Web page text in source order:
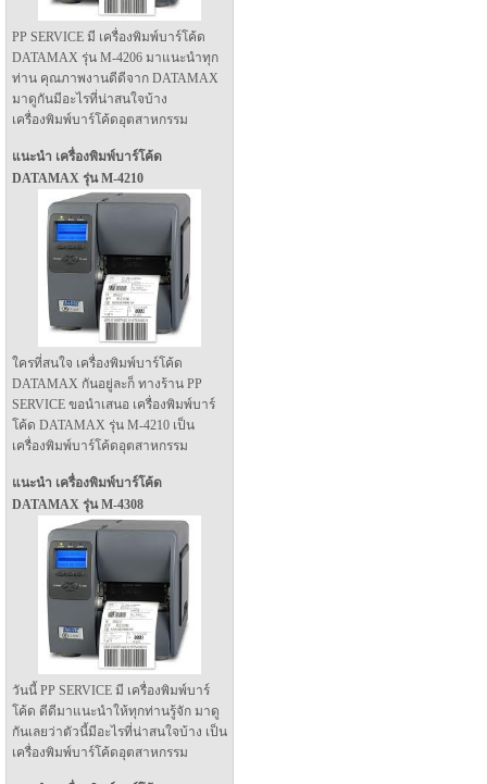
PP SERVICE มี เครื่องพิมพ์บาร์โค้ด
DATAMAX รุ่น M-4206 มาแนะนำทุก
ท่าน คุณภาพงานดีดีจาก DATAMAX
มาดูกันมีอะไรที่น่าสนใจบ้าง
เครื่องพิมพ์บาร์โค้ดอุตสาหกรรม
แนะนำ เครื่องพิมพ์บาร์โค้ด
DATAMAX รุ่น M-4210
ใครที่สนใจ เครื่องพิมพ์บาร์โค้ด
DATAMAX กันอยู่ละก็ ทางร้าน PP
SERVICE ขอนำเสนอ เครื่องพิมพ์บาร์
โค้ด DATAMAX รุ่น M-4210 เป็น
เครื่องพิมพ์บาร์โค้ดอุตสาหกรรม
แนะนำ เครื่องพิมพ์บาร์โค้ด
DATAMAX รุ่น M-4308
วันนี้ PP SERVICE มี เครื่องพิมพ์บาร์
โค้ด ดีดีมาแนะนำให้ทุกท่านรู้จัก มาดู
กันเลยว่าตัวนี้มีอะไรที่น่าสนใจบ้าง เป็น
เครื่องพิมพ์บาร์โค้ดอุตสาหกรรม